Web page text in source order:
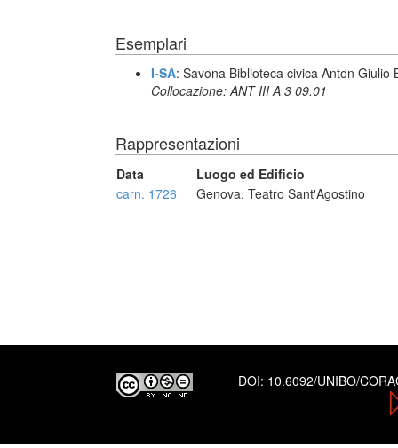
Esemplari
I-SA: Savona Biblioteca civica Anton Giulio
Collocazione: ANT III A 3 09.01
Rappresentazioni
Data
Luogo ed Edificio
carn. 1726
Genova, Teatro Sant'Agostino
DOI: 10.6092/UNIBO/